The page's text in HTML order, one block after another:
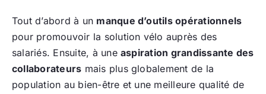
Tout d’abord à un manque d’outils opérationnels
pour promouvoir la solution vélo auprès des
salariés. Ensuite, à une aspiration grandissante des
collaborateurs mais plus globalement de la
population au bien-être et une meilleure qualité de